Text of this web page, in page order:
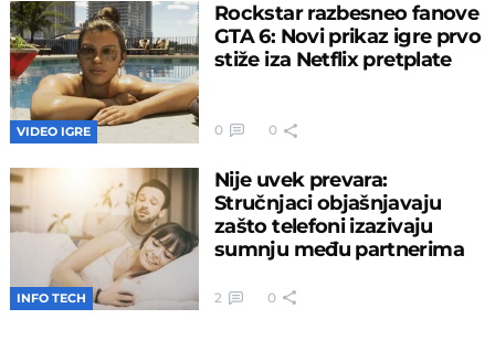
VIDEO IGRE
Rockstar razbesneo fanove
GTA 6: Novi prikaz igre prvo
stiže iza Netflix pretplate
0 0
INFO TECH
Nije uvek prevara:
Stručnjaci objašnjavaju
zašto telefoni izazivaju
sumnju među partnerima
2 0